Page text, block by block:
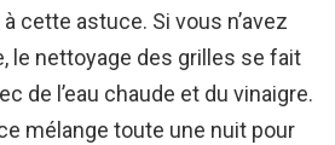
cette astuce. Si vous n’avez
le nettoyage des grilles se fait
de l’eau chaude et du vinaigre.
mélange toute une nuit pour